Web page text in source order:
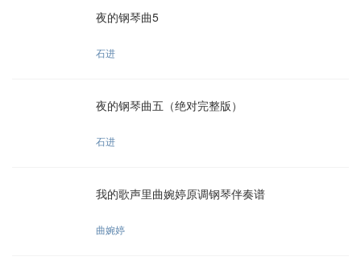
夜的钢琴曲5
石进
夜的钢琴曲五（绝对完整版）
石进
我的歌声里曲婉婷原调钢琴伴奏谱
曲婉婷